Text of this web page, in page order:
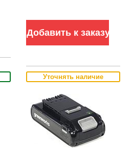
Добавить к заказу
Уточнять наличие